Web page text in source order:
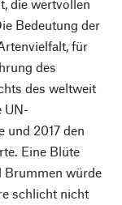
die wertvollen
Bedeutung der
für
des
des weltweit
UN-
und 2017 den
Eine Blüte
Brummen würde
schlicht nicht